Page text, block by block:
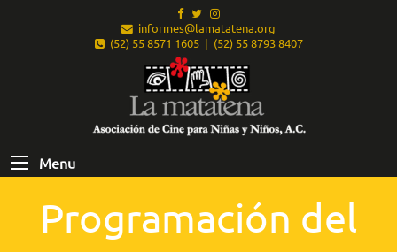
informes@lamatatena.org
(52) 55 8571 1605 | (52) 55 8793 8407
Menu
Programación del